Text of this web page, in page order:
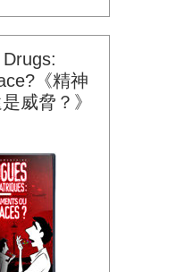
《精神
威脅？》